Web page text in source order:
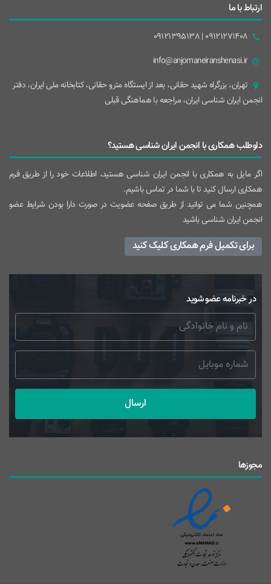
ارتباط با ما
09121271408 | 09121395138
info@anjomaneiranshenasi.ir
تهران، بزرگراه شهيد حقانی، بعد از ايستگاه مترو حقانی، کتابخانه ملی ایران، دفتر
انجمن ایران شناسی ایران، مراجعه با هماهنگی قبلی
داوطلب همکاری با انجمن ایران شناسی هستید؟
اگر مایل به همکاری با انجمن ایران شناسی هستید، اطلاعات خود را از طریق فرم
همکاری ارسال کنید تا با شما در تماس باشیم.
همچنین شما می توانید از طریق صفحه عضویت در صورت دارا بودن شرایط عضو
انجمن ایران شناسی باشید
برای تکمیل فرم همکاری کلیک کنید
در خبرنامه عضو شوید
ارسال
مجوزها